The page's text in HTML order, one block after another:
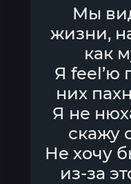
Мы
жизни,
как
Я feel’ю
них
Я не
скажу
Не хочу
из-за